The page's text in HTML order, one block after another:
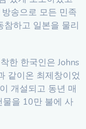
송으로 모든 민족
하고 일본을 물리
한 한국인은 Johns
같이온 최제창이었
개설되고 동년 매
물을 10만 불에 사